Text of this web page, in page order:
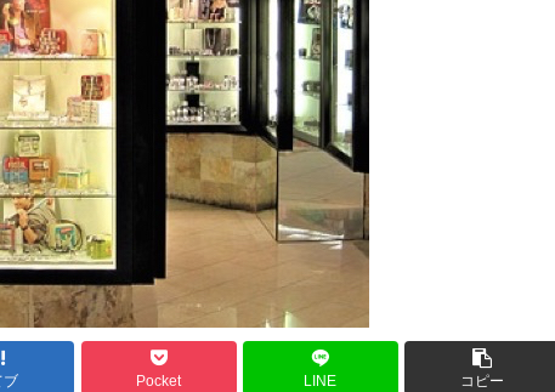
ブ Pocket LINE コピー